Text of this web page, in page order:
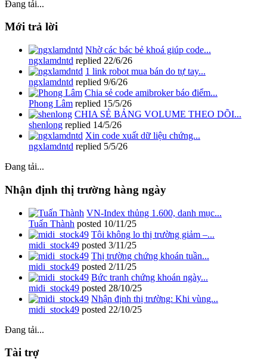
Đang tải...
Mới trả lời
Nhờ các bác bẻ khoá giúp code...
ngxlamdntd replied 22/6/26
1 link robot mua bán do tự tay...
ngxlamdntd replied 9/6/26
Chia sẻ code amibroker báo điểm...
Phong Lâm replied 15/5/26
CHIA SẺ BẢNG VOLUME THEO DÕI...
shenlong replied 14/5/26
Xin code xuất dữ liệu chứng...
ngxlamdntd replied 5/5/26
Đang tải...
Nhận định thị trường hàng ngày
VN-Index thủng 1.600, danh mục...
Tuấn Thành posted 10/11/25
Tôi không lo thị trường giảm –...
midi_stock49 posted 3/11/25
Thị trường chứng khoán tuần...
midi_stock49 posted 2/11/25
Bức tranh chứng khoán ngày...
midi_stock49 posted 28/10/25
Nhận định thị trường: Khi vùng...
midi_stock49 posted 22/10/25
Đang tải...
Tài trợ